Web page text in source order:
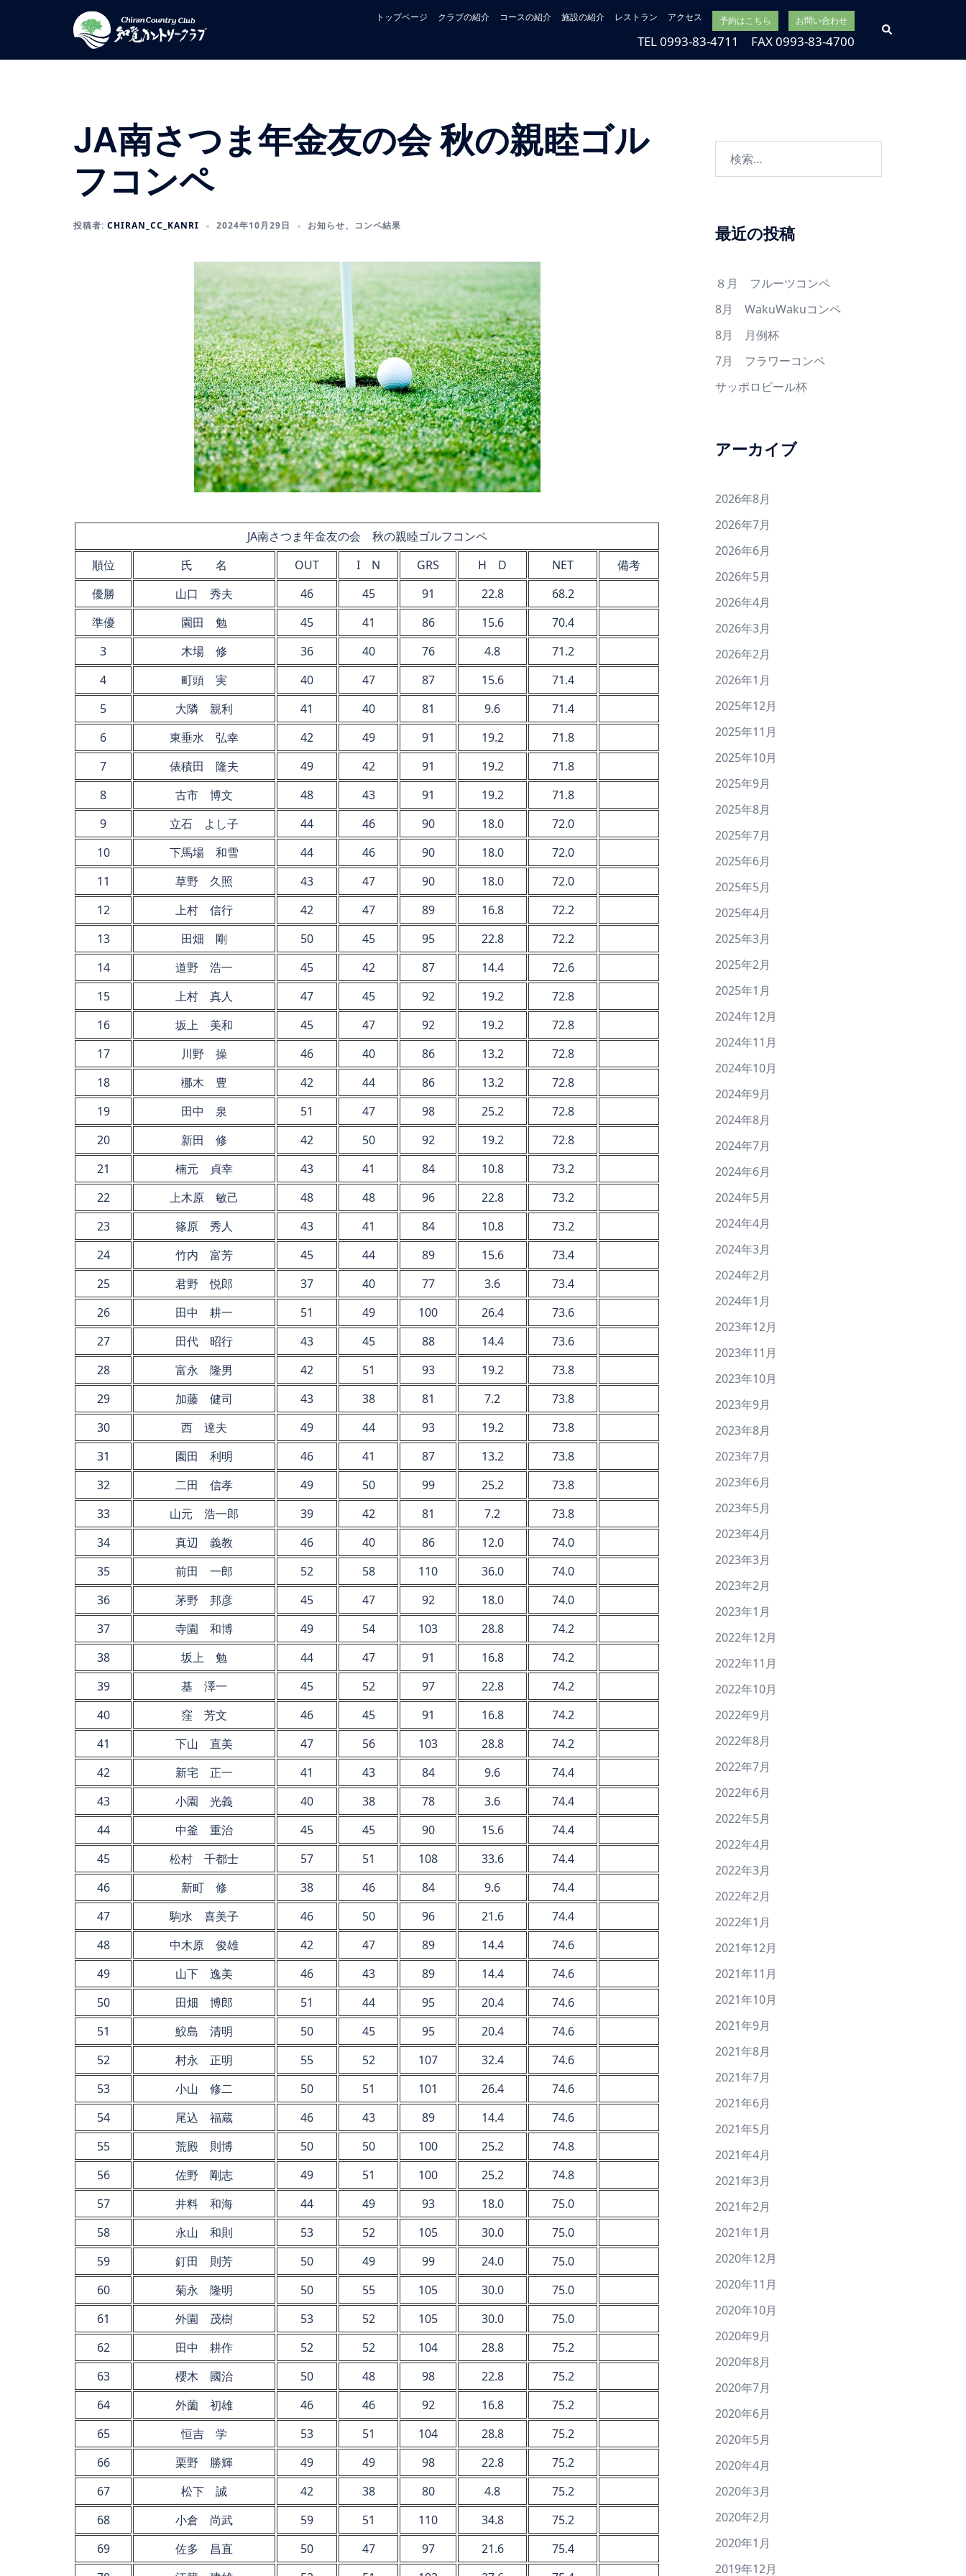
ン
トップページ クラブの紹介 コースの紹介 施設の紹介 レストラン アクセス 予約はこちら お問い合わせ
TEL 0993-83-4711 FAX 0993-83-4700
検
索
JA南さつま年金友の会 秋の親睦ゴル
フコンペ
投稿者: CHIRAN_CC_KANRI 2024年10月29日 お知らせ、 コンペ結果
JA南さつま年金友の会 秋の親睦ゴルフコンペ
順位
氏 名 OUT I N GRS H D NET
備考
優勝
山口 秀夫 46 45 91 22.8
68.2
準優
園田 勉 45 41 86 15.6
70.4
3
木場 修 36 40 76 4.8
71.2
4
町頭 実 40 47 87 15.6
71.4
5
大隣 親利 41 40 81 9.6
71.4
6
東垂水 弘幸 42 49 91 19.2
71.8
7
俵積田 隆夫 49 42 91 19.2
71.8
8
古市 博文 48 43 91 19.2
71.8
9
立石 よし子 44 46 90 18.0
72.0
10
下馬場 和雪 44 46 90 18.0
72.0
11
草野 久照 43 47 90 18.0
72.0
12
上村 信行 42 47 89 16.8
72.2
13
田畑 剛 50 45 95 22.8
72.2
14
道野 浩一 45 42 87 14.4
72.6
15
上村 真人 47 45 92 19.2
72.8
16
坂上 美和 45 47 92 19.2
72.8
17
川野 操 46 40 86 13.2
72.8
18
梛木 豊 42 44 86 13.2
72.8
19
田中 泉 51 47 98 25.2
72.8
20
新田 修 42 50 92 19.2
72.8
21
楠元 貞幸 43 41 84 10.8
73.2
22
上木原 敏己 48 48 96 22.8
73.2
23
篠原 秀人 43 41 84 10.8
73.2
24
竹内 富芳 45 44 89 15.6
73.4
25
君野 悦郎 37 40 77 3.6
73.4
26
田中 耕一 51 49 100 26.4
73.6
27
田代 昭行 43 45 88 14.4
73.6
28
富永 隆男 42 51 93 19.2
73.8
29
加藤 健司 43 38 81 7.2
73.8
30
西 達夫 49 44 93 19.2
73.8
31
園田 利明 46 41 87 13.2
73.8
32
二田 信孝 49 50 99 25.2
73.8
33
山元 浩一郎 39 42 81 7.2
73.8
34
真辺 義教 46 40 86 12.0
74.0
35
前田 一郎 52 58 110 36.0
74.0
36
茅野 邦彦 45 47 92 18.0
74.0
37
寺園 和博 49 54 103 28.8
74.2
38
坂上 勉 44 47 91 16.8
74.2
39
基 澤一 45 52 97 22.8
74.2
40
窪 芳文 46 45 91 16.8
74.2
41
下山 直美 47 56 103 28.8
74.2
42
新宅 正一 41 43 84 9.6
74.4
43
小園 光義 40 38 78 3.6
74.4
44
中釜 重治 45 45 90 15.6
74.4
45
松村 千都士 57 51 108 33.6
74.4
46
新町 修 38 46 84 9.6
74.4
47
駒水 喜美子 46 50 96 21.6
74.4
48
中木原 俊雄 42 47 89 14.4
74.6
49
山下 逸美 46 43 89 14.4
74.6
50
田畑 博郎 51 44 95 20.4
74.6
51
鮫島 清明 50 45 95 20.4
74.6
52
村永 正明 55 52 107 32.4
74.6
53
小山 修二 50 51 101 26.4
74.6
54
尾込 福蔵 46 43 89 14.4
74.6
55
荒殿 則博 50 50 100 25.2
74.8
56
佐野 剛志 49 51 100 25.2
74.8
57
井料 和海 44 49 93 18.0
75.0
58
永山 和則 53 52 105 30.0
75.0
59
釘田 則芳 50 49 99 24.0
75.0
60
菊永 隆明 50 55 105 30.0
75.0
61
外園 茂樹 53 52 105 30.0
75.0
62
田中 耕作 52 52 104 28.8
75.2
63
櫻木 國治 50 48 98 22.8
75.2
64
外薗 初雄 46 46 92 16.8
75.2
65
恒吉 学 53 51 104 28.8
75.2
66
栗野 勝輝 49 49 98 22.8
75.2
67
松下 誠 42 38 80 4.8
75.2
68
小倉 尚武 59 51 110 34.8
75.2
69
佐多 昌直 50 47 97 21.6
75.4
最近の投稿
８月 フルーツコンペ
8月 WakuWakuコンペ
8月 月例杯
7月 フラワーコンペ
サッポロビール杯
アーカイブ
2026年8月
2026年7月
2026年6月
2026年5月
2026年4月
2026年3月
2026年2月
2026年1月
2025年12月
2025年11月
2025年10月
2025年9月
2025年8月
2025年7月
2025年6月
2025年5月
2025年4月
2025年3月
2025年2月
2025年1月
2024年12月
2024年11月
2024年10月
2024年9月
2024年8月
2024年7月
2024年6月
2024年5月
2024年4月
2024年3月
2024年2月
2024年1月
2023年12月
2023年11月
2023年10月
2023年9月
2023年8月
2023年7月
2023年6月
2023年5月
2023年4月
2023年3月
2023年2月
2023年1月
2022年12月
2022年11月
2022年10月
2022年9月
2022年8月
2022年7月
2022年6月
2022年5月
2022年4月
2022年3月
2022年2月
2022年1月
2021年12月
2021年11月
2021年10月
2021年9月
2021年8月
2021年7月
2021年6月
2021年5月
2021年4月
2021年3月
2021年2月
2021年1月
2020年12月
2020年11月
2020年10月
2020年9月
2020年8月
2020年7月
2020年6月
2020年5月
2020年4月
2020年3月
2020年2月
2020年1月
2019年12月